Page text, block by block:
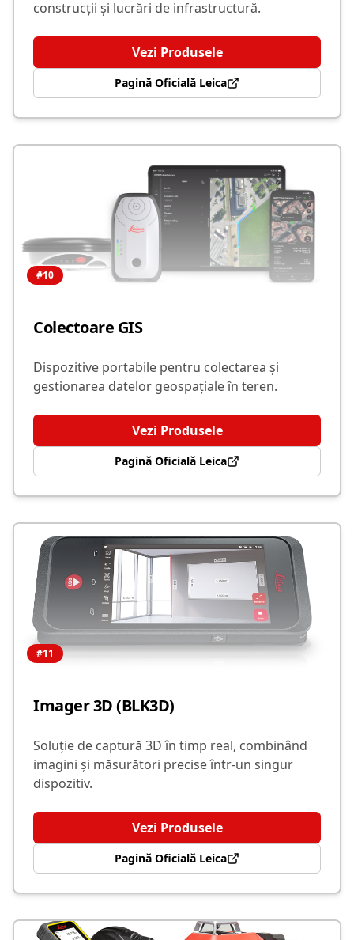
construcții și lucrări de infrastructură.
Vezi Produsele
Pagină Oficială Leica
#10
Colectoare GIS
Dispozitive portabile pentru colectarea și
gestionarea datelor geospațiale în teren.
Vezi Produsele
Pagină Oficială Leica
#11
Imager 3D (BLK3D)
Soluție de captură 3D în timp real, combinând
imagini și măsurători precise într-un singur
dispozitiv.
Vezi Produsele
Pagină Oficială Leica